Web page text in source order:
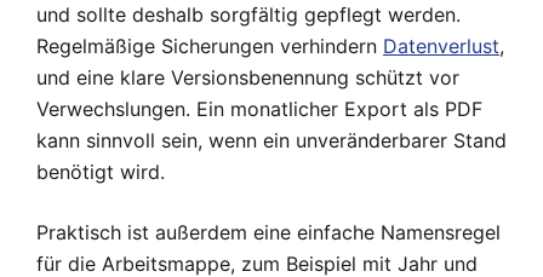
und sollte deshalb sorgfältig gepflegt werden.
Regelmäßige Sicherungen verhindern Datenverlust,
und eine klare Versionsbenennung schützt vor
Verwechslungen. Ein monatlicher Export als PDF
kann sinnvoll sein, wenn ein unveränderbarer Stand
benötigt wird.
Praktisch ist außerdem eine einfache Namensregel
für die Arbeitsmappe, zum Beispiel mit Jahr und